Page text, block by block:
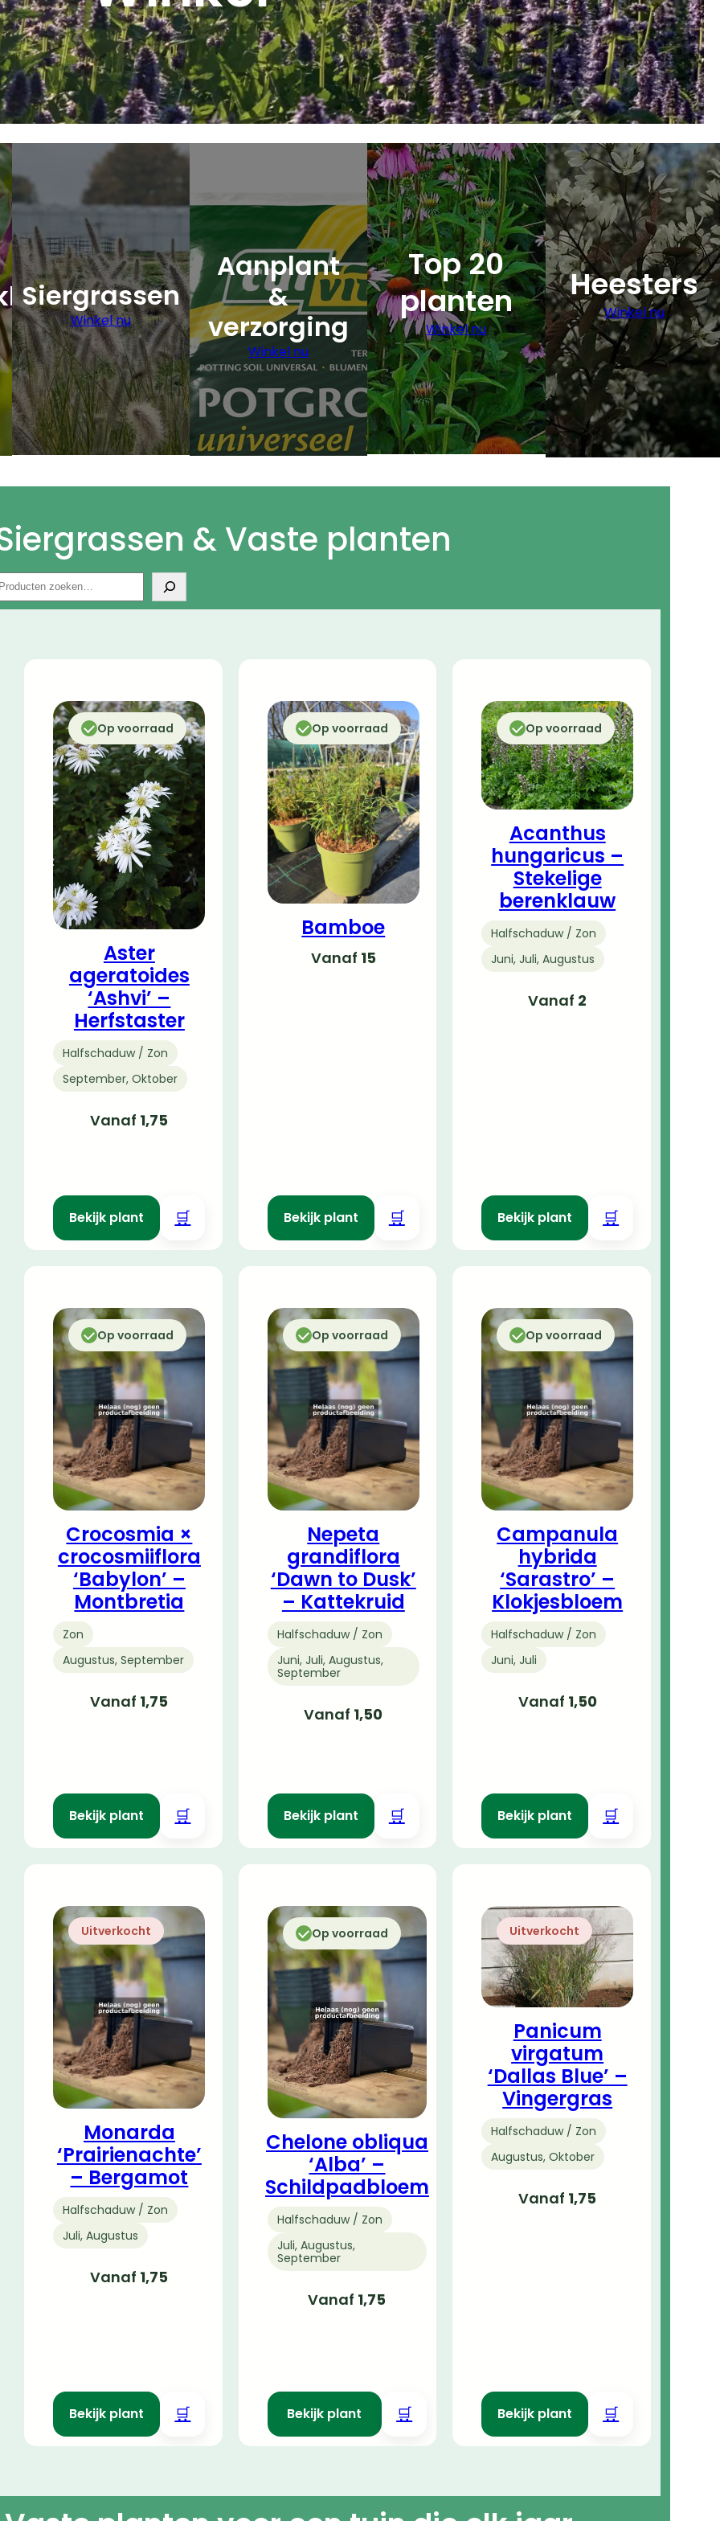
Siergrassen
Winkel nu
Aanplant
&
verzorging
Winkel nu
Top 20
planten
Winkel nu
Heesters
Winkel nu
& Vaste planten
Zoeken
Op voorraad
Aster
ageratoides
‘Ashvi’ –
Herfstaster
Halfschaduw / Zon
September, Oktober
Vanaf 1,75
Bekijk plant 🛒
Op voorraad
Bamboe
Vanaf 15
Bekijk plant 🛒
Op voorraad
Acanthus
hungaricus –
Stekelige
berenklauw
Halfschaduw / Zon
Juni, Juli, Augustus
Vanaf 2
Bekijk plant 🛒
Op voorraad
Crocosmia ×
crocosmiiflora
‘Babylon’ –
Montbretia
Zon
Augustus, September
Vanaf 1,75
Bekijk plant 🛒
Op voorraad
Nepeta
grandiflora
‘Dawn to Dusk’
– Kattekruid
Halfschaduw / Zon
Juni, Juli, Augustus,
September
Vanaf 1,50
Bekijk plant 🛒
Op voorraad
Campanula
hybrida
‘Sarastro’ –
Klokjesbloem
Halfschaduw / Zon
Juni, Juli
Vanaf 1,50
Bekijk plant 🛒
Uitverkocht
Monarda
‘Prairienachte’
– Bergamot
Halfschaduw / Zon
Juli, Augustus
Vanaf 1,75
Bekijk plant 🛒
Op voorraad
Chelone obliqua
‘Alba’ –
Schildpadbloem
Halfschaduw / Zon
Juli, Augustus,
September
Vanaf 1,75
Bekijk plant 🛒
Uitverkocht
Panicum
virgatum
‘Dallas Blue’ –
Vingergras
Halfschaduw / Zon
Augustus, Oktober
Vanaf 1,75
Bekijk plant 🛒